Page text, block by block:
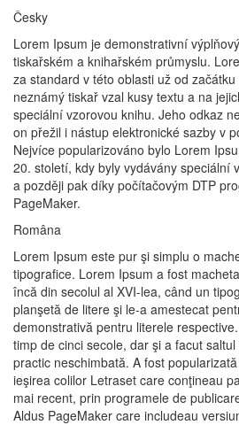
Česky
Lorem Ipsum je demonstrativní
tiskařském a knihařském průmyslu.
za standard v této oblasti už od
neznámý tiskař vzal kusy textu a na
speciální vzorovou knihu. Jeho odkaz
on přežil i nástup elektronické sazby v
Nejvíce popularizováno bylo Lorem
20. století, kdy byly vydávány speciální
a později pak díky počítačovým DTP
PageMaker.
Româna
Lorem Ipsum este pur şi simplu o
tipografice. Lorem Ipsum a fost
încă din secolul al XVI-lea, când un
planşetă de litere şi le-a amestecat
demonstrativă pentru literele
timp de cinci secole, dar şi a facut
practic neschimbată. A fost
ieşirea colilor Letraset care conţineau
mai recent, prin programele de
Aldus PageMaker care includeau